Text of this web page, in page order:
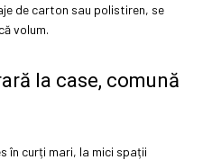
de carton sau polistiren, se
volum.
la case, comună
în curți mari, la mici spații